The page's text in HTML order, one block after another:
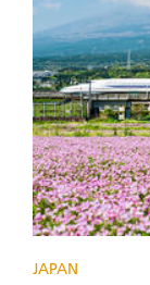
JAPAN